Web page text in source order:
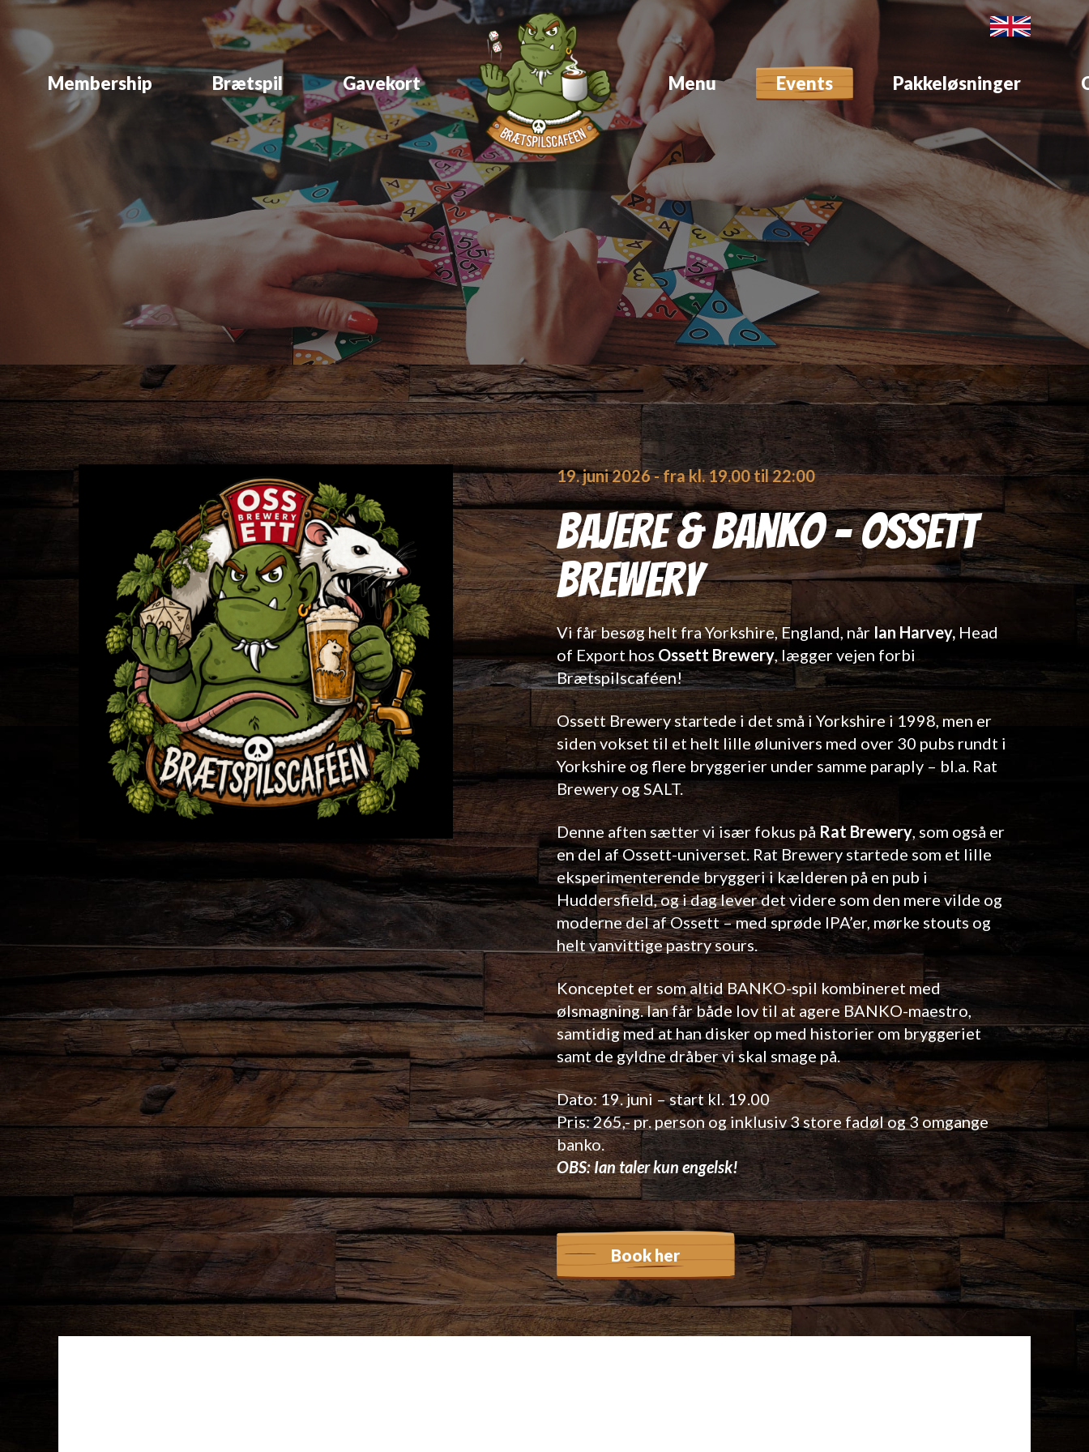
Membership Brætspil Gavekort Menu Events Pakkeløsninger
19. juni 2026- fra kl. 19.00 til 22:00
Bajere & Banko - Ossett
Brewery
Vi får besøg helt fra Yorkshire, England, når Ian Harvey,Head
of Export hos Ossett Brewery, lægger vejen forbi
Brætspilscaféen!
Ossett Brewery startede i det små i Yorkshire i 1998, men er
siden vokset til et helt lille ølunivers med over 30 pubs rundt i
Yorkshire og flere bryggerier under samme paraply – bl.a. Rat
Brewery og SALT.
Denne aften sætter vi især fokus på Rat Brewery, som også er
en del af Ossett-universet. Rat Brewery startede som et lille
eksperimenterende bryggeri i kælderen på en pub i
Huddersfield, og i dag lever det videre som den mere vilde og
moderne del af Ossett – med sprøde IPA’er, mørke stouts og
helt vanvittige pastry sours.
Konceptet er som altid BANKO-spil kombineret med
ølsmagning. Ian får både lov til at agere BANKO-maestro,
samtidig med at han disker op med historier om bryggeriet
samt de gyldne dråber vi skal smage på.
Dato: 19. juni – start kl. 19.00
Pris: 265,- pr. person og inklusiv 3 store fadøl og 3 omgange
banko.
OBS: Ian taler kun engelsk!
Book her